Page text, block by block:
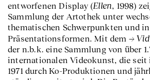
entworfenen Display (Ellen, 1998)
Sammlung der Artothek unter
thematischen Schwerpunkten und
Präsentationsformen. Mit dem
der n.b.k. eine Sammlung von über
internationalen Videokunst, die seit
1971 durch Ko-Produktionen und